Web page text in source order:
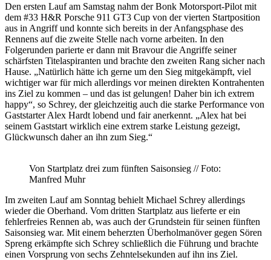
Den ersten Lauf am Samstag nahm der Bonk Motorsport-Pilot mit
dem #33 H&R Porsche 911 GT3 Cup von der vierten Startposition
aus in Angriff und konnte sich bereits in der Anfangsphase des
Rennens auf die zweite Stelle nach vorne arbeiten. In den
Folgerunden parierte er dann mit Bravour die Angriffe seiner
schärfsten Titelaspiranten und brachte den zweiten Rang sicher nach
Hause. „Natürlich hätte ich gerne um den Sieg mitgekämpft, viel
wichtiger war für mich allerdings vor meinen direkten Kontrahenten
ins Ziel zu kommen – und das ist gelungen! Daher bin ich extrem
happy“, so Schrey, der gleichzeitig auch die starke Performance von
Gaststarter Alex Hardt lobend und fair anerkennt. „Alex hat bei
seinem Gaststart wirklich eine extrem starke Leistung gezeigt,
Glückwunsch daher an ihn zum Sieg.“
Von Startplatz drei zum fünften Saisonsieg // Foto:
Manfred Muhr
Im zweiten Lauf am Sonntag behielt Michael Schrey allerdings
wieder die Oberhand. Vom dritten Startplatz aus lieferte er ein
fehlerfreies Rennen ab, was auch der Grundstein für seinen fünften
Saisonsieg war. Mit einem beherzten Überholmanöver gegen Sören
Spreng erkämpfte sich Schrey schließlich die Führung und brachte
einen Vorsprung von sechs Zehntelsekunden auf ihn ins Ziel.